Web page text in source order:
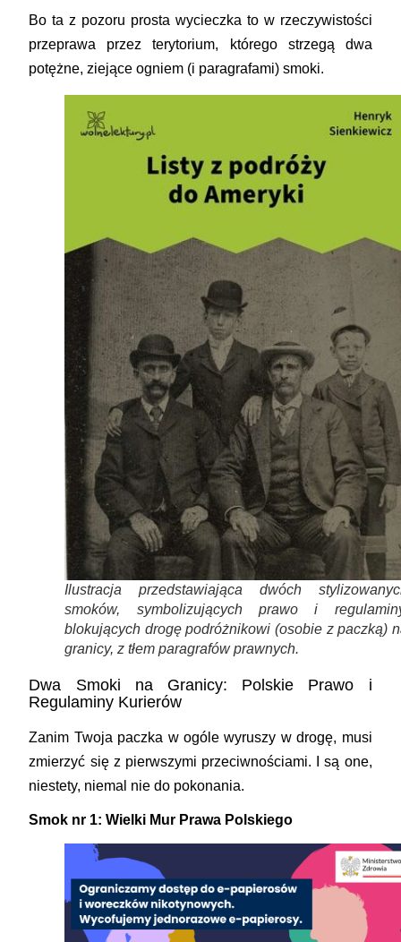
Bo ta z pozoru prosta wycieczka to w rzeczywistości
przeprawa przez terytorium, którego strzegą dwa
potężne, ziejące ogniem (i paragrafami) smoki.
Ilustracja przedstawiająca dwóch
smoków, symbolizujących prawo i
blokujących drogę podróżnikowi (osobie z paczką)
granicy, z tłem paragrafów prawnych.
Dwa Smoki na Granicy: Polskie Prawo i
Regulaminy Kurierów
Zanim Twoja paczka w ogóle wyruszy w drogę, musi
zmierzyć się z pierwszymi przeciwnościami. I są one,
niestety, niemal nie do pokonania.
Smok nr 1: Wielki Mur Prawa Polskiego